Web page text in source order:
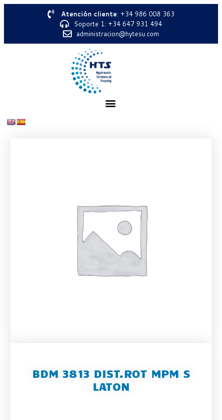
Atención cliente: +34 986 008 363
Soporte 1: +34 647 931 494
administracion@hytesu.com
BDM 3813 DIST.ROT MPM S
LATON